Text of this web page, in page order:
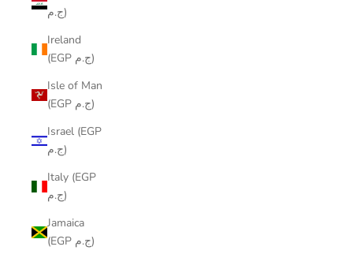
ج.م)
Ireland
(EGP ج.م)
Isle of Man
(EGP ج.م)
Israel (EGP
ج.م)
Italy (EGP
ج.م)
Jamaica
(EGP ج.م)